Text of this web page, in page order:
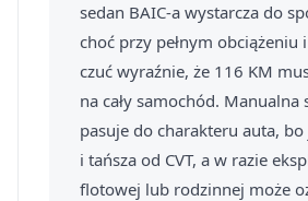
sedan BAIC-a wystarcza do
choć przy pełnym obciążeniu
czuć wyraźnie, że 116 KM
na cały samochód. Manualna
pasuje do charakteru auta,
i tańsza od CVT, a w razie
flotowej lub rodzinnej może